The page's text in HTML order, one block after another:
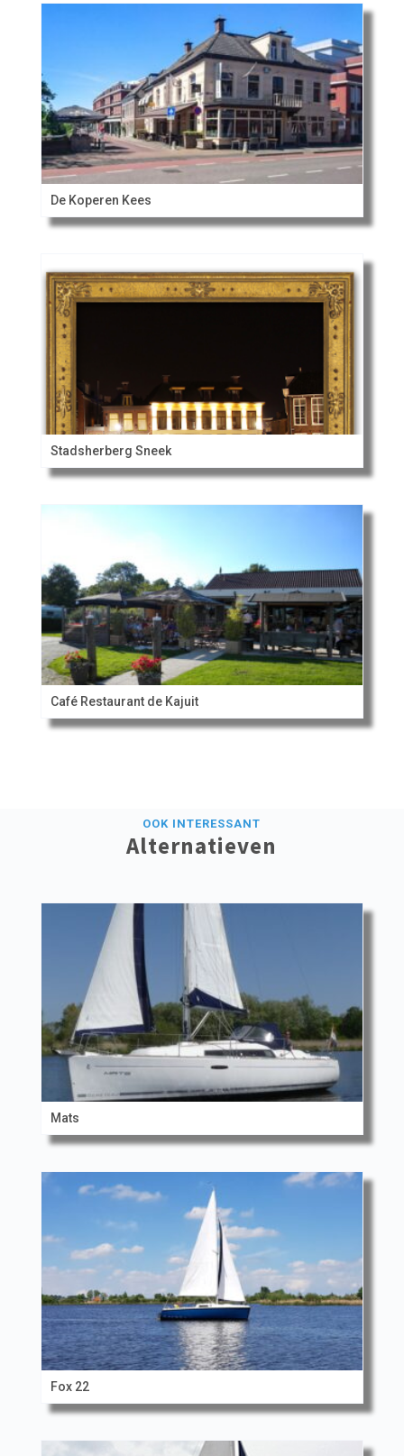
De Koperen Kees
Stadsherberg Sneek
Café Restaurant de Kajuit
OOK INTERESSANT
Alternatieven
Mats
Fox 22